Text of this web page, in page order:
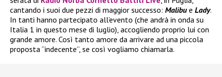
cantando i suoi due pezzi di maggior successo: Malibue Lady.
In tanti hanno partecipato all’evento (che andrà in onda su
Italia 1 in questo mese di luglio), accogliendo proprio lui con
grande amore. Così tanto amore da arrivare ad una piccola
proposta “indecente”, se così vogliamo chiamarla.